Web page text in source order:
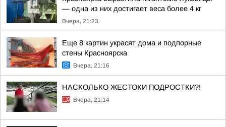
— одна из них достигает веса более 4 кг
Вчера, 21:23
Еще 8 картин украсят дома и подпорные
стены Красноярска
Вчера, 21:16
НАСКОЛЬКО ЖЕСТОКИ ПОДРОСТКИ?!
Вчера, 21:14